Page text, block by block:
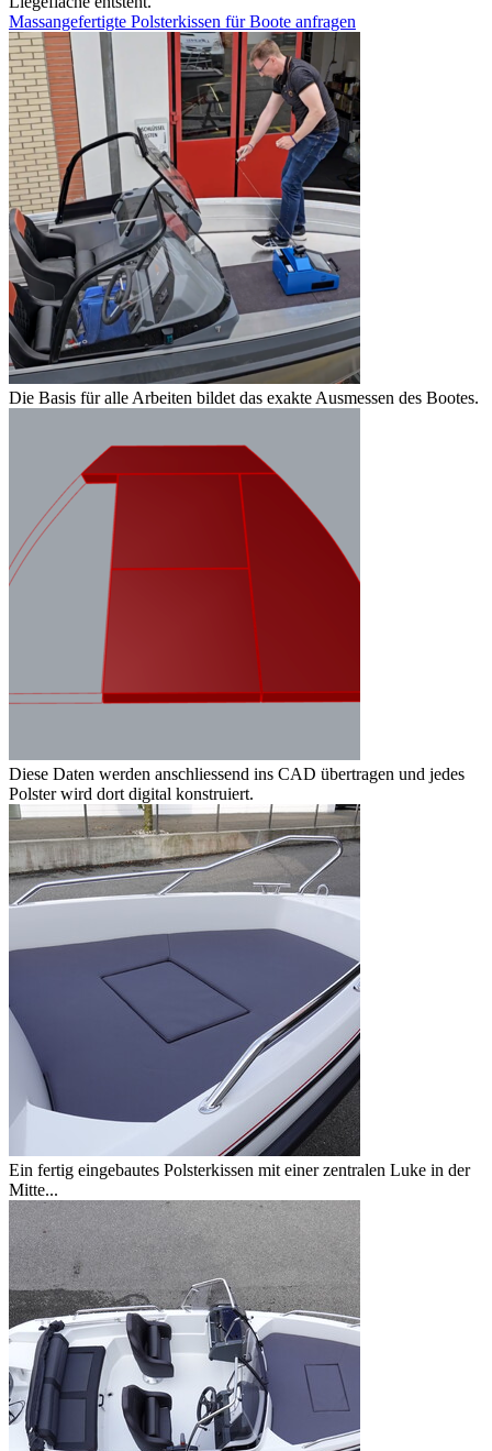
Massangefertigte Polsterkissen für Boote anfragen
Die Basis für alle Arbeiten bildet das exakte Ausmessen des Bootes.
Diese Daten werden anschliessend ins CAD übertragen und jedes
Polster wird dort digital konstruiert.
Ein fertig eingebautes Polsterkissen mit einer zentralen Luke in der
Mitte...